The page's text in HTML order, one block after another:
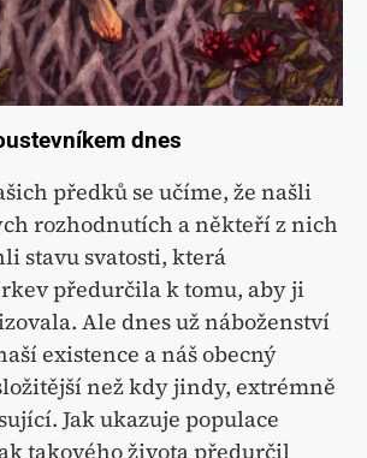
dnes
předků se učíme, že našli
rozhodnutích a někteří z nich
stavu svatosti, která
předurčila k tomu, aby ji
Ale dnes už náboženství
existence a náš obecný
než kdy jindy, extrémně
Jak ukazuje populace
takového života předurčil